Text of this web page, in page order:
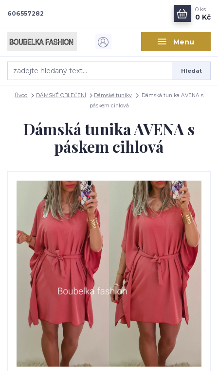
Menu
Hledat
606557282
0 ks
0 Kč
Úvod DÁMSKÉ OBLEČENÍ Dámské tuniky
Dámská tunika AVENA s
páskem cihlová
Dámská tunika AVENA s
páskem cihlová